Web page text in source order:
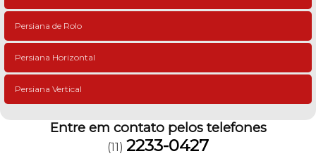
Persiana de Rolo
Persiana Horizontal
Persiana Vertical
Entre em contato pelos telefones
(11) 2233-0427